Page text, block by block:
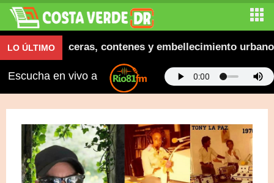
LO ÚLTIMOaceras, contenes y embellecimiento urbano en
Escucha en vivo a